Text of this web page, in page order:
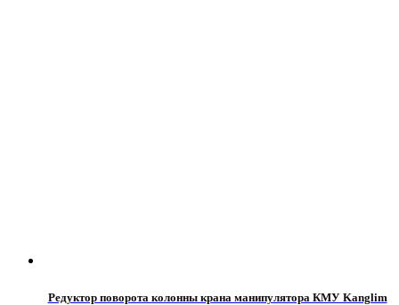
Редуктор поворота колонны крана манипулятора КМУ Kanglim